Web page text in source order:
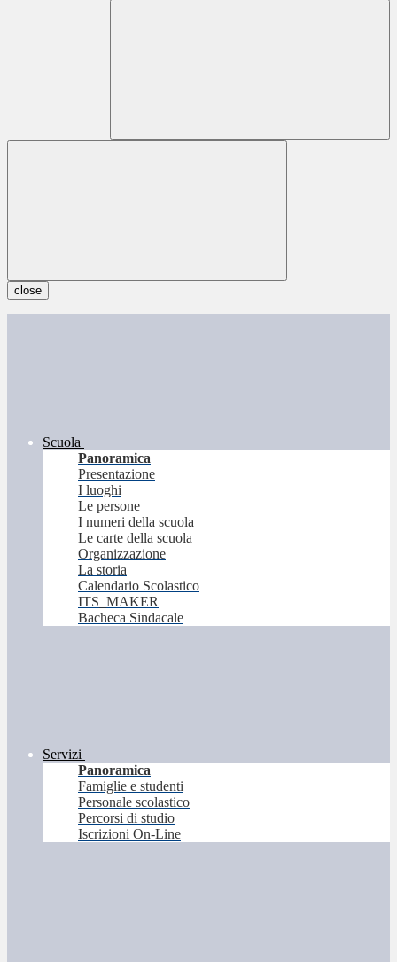
close
Scuola
Panoramica
Presentazione
I luoghi
Le persone
I numeri della scuola
Le carte della scuola
Organizzazione
La storia
Calendario Scolastico
ITS_MAKER
Bacheca Sindacale
Servizi
Panoramica
Famiglie e studenti
Personale scolastico
Percorsi di studio
Iscrizioni On-Line